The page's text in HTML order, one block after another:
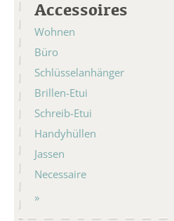
Accessoires
Wohnen
Büro
Schlüsselanhänger
Brillen-Etui
Schreib-Etui
Handyhüllen
Jassen
Necessaire